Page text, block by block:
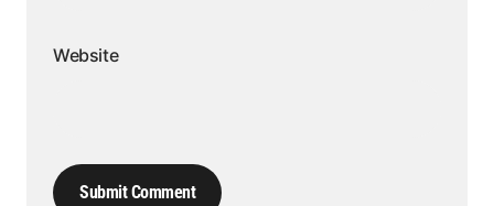
Website
Submit Comment